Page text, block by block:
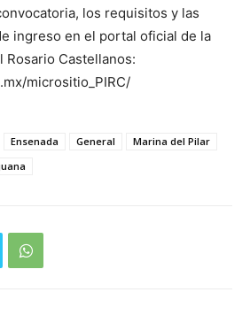
los requisitos y las
ingreso en el portal oficial de la
Rosario Castellanos:
micrositio_PIRC/
Ensenada General
Marina del Pilar